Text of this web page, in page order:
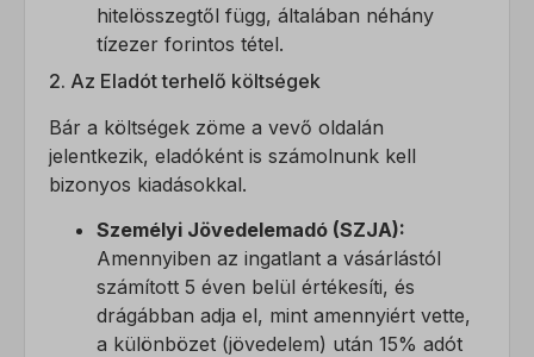
hitelösszegtől függ, általában néhány
tízezer forintos tétel.
2. Az Eladót terhelő költségek
Bár a költségek zöme a vevő oldalán
jelentkezik, eladóként is számolnunk kell
bizonyos kiadásokkal.
Személyi Jövedelemadó (SZJA):
Amennyiben az ingatlant a vásárlástól
számított 5 éven belül értékesíti, és
drágábban adja el, mint amennyiért vette,
a különbözet (jövedelem) után 15% adót